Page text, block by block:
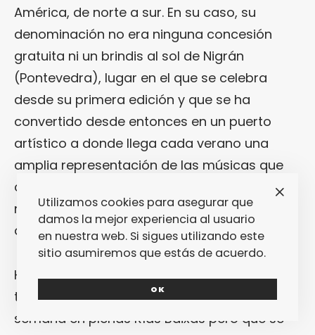
América, de norte a sur. En su caso, su
denominación no era ninguna concesión
gratuita ni un brindis al sol de Nigrán
(Pontevedra), lugar en el que se celebra
desde su primera edición y que se ha
convertido desde entonces en un puerto
artístico a donde llega cada verano una
amplia representación de las músicas que
cuajan a través de múltiples variantes en el
nuevo continente, sobre todo desde México
a la Patagonia.
Hoy en día, ese propósito de conexión
transatlántica que se concentra en un fin de
semana en plenas Rías Baixas pero que se
Utilizamos cookies para asegurar que
damos la mejor experiencia al usuario
en nuestra web. Si sigues utilizando este
sitio asumiremos que estás de acuerdo.
OK